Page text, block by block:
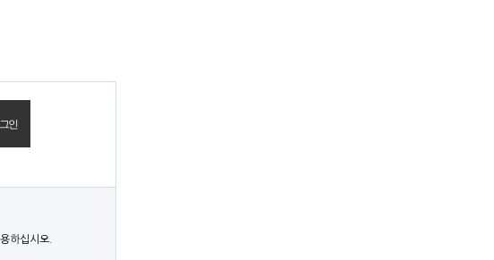
하십시오.